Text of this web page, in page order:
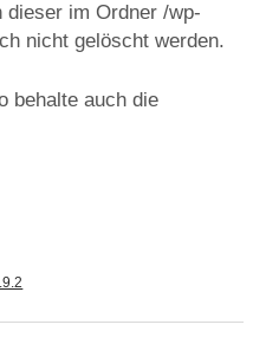
im Ordner /wp-
nicht gelöscht werden.
behalte auch die